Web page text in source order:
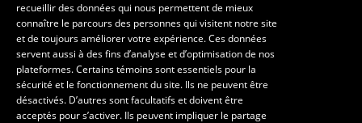
Les écoles et la recherche
École supérieure d’aménagement du territoire et de développement
régional
École d’architecture
École de design
Centre de recherche en aménagement et développement
recueillir des données qui nous permettent de mieux
connaître le parcours des personnes qui visitent notre site
et de toujours améliorer votre expérience. Ces données
servent aussi à des fins d’analyse et d’optimisation de nos
plateformes. Certains témoins sont essentiels pour la
sécurité et le fonctionnement du site. Ils ne peuvent être
désactivés. D’autres sont facultatifs et doivent être
acceptés pour s’activer. Ils peuvent impliquer le partage